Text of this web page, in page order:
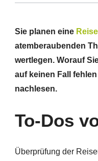
Sie planen eine Reise
atemberaubenden
wertlegen. Worauf
auf keinen Fall
nachlesen.
To-Dos
Überprüfung der